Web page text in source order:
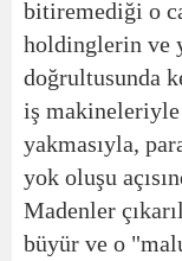
bitiremediği o
holdinglerin ve
doğrultusunda
iş
yakmasıyla,
yok oluşu
Madenler
büyür ve o